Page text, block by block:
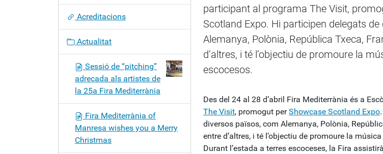
participant al programa The Visit,
Scotland Expo. Hi participen delegats
Alemanya, Polònia, República Txeca,
d’altres, i té l’objectiu de promoure la
escocesos.
Des del 24 al 28 d’abril Fira Mediterrània és a
The Visit, promogut perShowcase Scotland Expo
diversos països, com Alemanya, Polònia,
entre d’altres, i té l’objectiu de promoure la
Durant l’estada a terres escoceses, la Fira
ó
Acreditacions
Actualitat
Sessió de “pitching”
adreçada als artistes de
la 25a Fira Mediterrània
Fira Mediterrània of
Manresa wishes you a Merry
Christmas